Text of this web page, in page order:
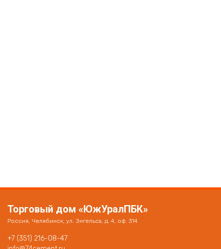
Торговый дом «ЮжУралПБК»
Россия, Челябинск, ул. Энгельса, д. 4, оф. 314
+7 (351) 216-08-47